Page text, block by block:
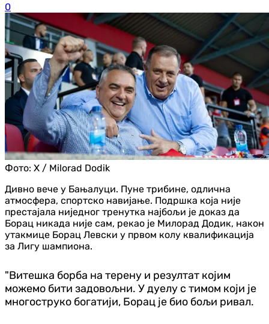
0
Фото: X / Milorad Dodik
Дивно вече у Бањалуци. Пуне трибине, одлична
атмосфера, спортско навијање. Подршка која није
престајала ниједног тренутка најбољи је доказ да
Борац никада није сам, рекао је Милорад Додик, након
утакмице Борац Левски у првом колу квалификација
за Лигу шампиона.
"Витешка борба на терену и резултат којим
можемо бити задовољни. У дуелу с тимом који је
многоструко богатији, Борац је био бољи ривал.